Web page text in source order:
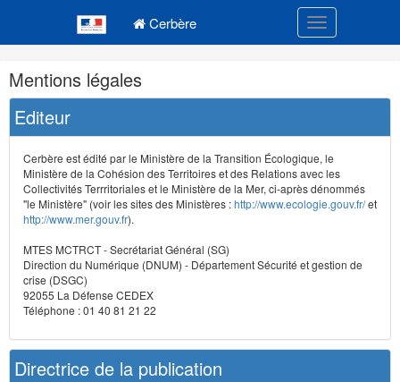
Cerbère Toggle
Navigation
et
outils
annexes
Mentions légales
Editeur
Cerbère est édité par le Ministère de la Transition Écologique, le
Ministère de la Cohésion des Territoires et des Relations avec les
Collectivités Terrritoriales et le Ministère de la Mer, ci-après dénommés
"le Ministère" (voir les sites des Ministères :http://www.ecologie.gouv.fr/et
http://www.mer.gouv.fr).
MTES MCTRCT - Secrétariat Général (SG)
Direction du Numérique (DNUM) - Département Sécurité et gestion de
crise (DSGC)
92055 La Défense CEDEX
Téléphone : 01 40 81 21 22
Directrice de la publication